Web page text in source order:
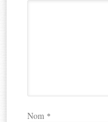
Nom *